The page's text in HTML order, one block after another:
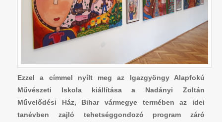
Ezzel a címmel nyílt meg az Igazgyöngy Alapfokú
Művészeti Iskola kiállítása a Nadányi Zoltán
Művelődési Ház, Bihar vármegye termében az idei
tanévben zajló tehetséggondozó program záró